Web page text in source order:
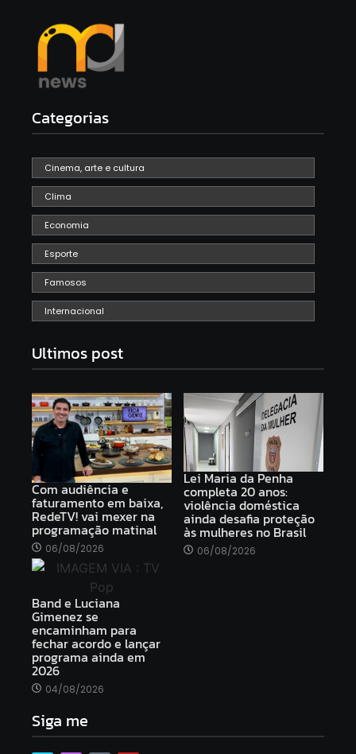
Categorias
Cinema, arte e cultura
Clima
Economia
Esporte
Famosos
Internacional
Ultimos post
Com audiência e
faturamento em baixa,
RedeTV! vai mexer na
programação matinal
06/08/2026
Lei Maria da Penha
completa 20 anos:
violência doméstica
ainda desafia proteção
às mulheres no Brasil
06/08/2026
Band e Luciana
Gimenez se
encaminham para
fechar acordo e lançar
programa ainda em
2026
04/08/2026
Siga me